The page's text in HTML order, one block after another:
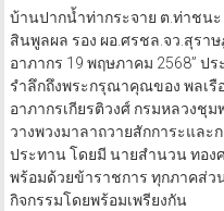
บ้านปากน้ำท่ากระจาย ต.ท่าชน
สินพูลผล รอง ผอ.ศรชล.จว.สุรา
อาภากร 19 พฤษภาคม 2568” ป
รำลึกถึงพระกรุณาคุณของ พลเรือ
อาภากรเกียรติวงศ์ กรมหลวงชุ
วางพวงมาลาถวายสักการะแล
ประทาน โดยมี นายสำนวน ทอง
พร้อมด้วยข้าราชการ ทุกภาคส่ว
กิจกรรมโดยพร้อมเพรียงกัน